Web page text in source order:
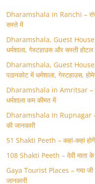
Dharamshala in Ranchi – रांची
सस्ते में
Dharamshala, Guest
धर्मशाला, गेस्टहाउस और सस्ती होटल
Dharamshala, Guest
पठानकोट में धर्मशाला, गेस्टहाउस,
Dharamshala in Amritsar –
धर्मशाला कम कीमत में
Dharamshala In Rupnagar –
की जानकारी
51 Shakti Peeth – कहां-कहां होगें
108 Shakti Peeth – देवी माता के
Gaya Tourist Places – गया जी
जानकारी